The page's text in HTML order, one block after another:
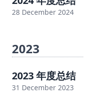
28 December 2024
2023
2023 年度总结
31 December 2023